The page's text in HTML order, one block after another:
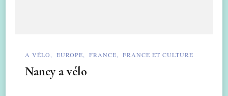
A VÉLO EUROPE FRANCE FRANCE ET CULTURE
Nancy a vélo